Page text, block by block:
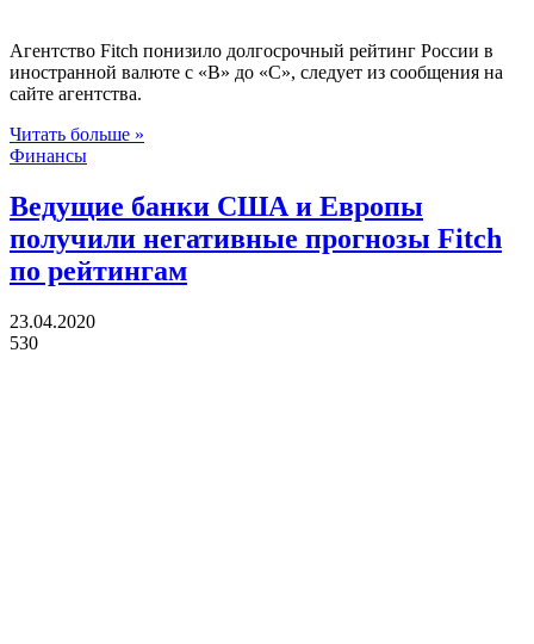
Агентство Fitch понизило долгосрочный рейтинг России в
иностранной валюте с «B» до «C», следует из сообщения на
сайте агентства.
Читать больше »
Финансы
Ведущие банки США и Европы
получили негативные прогнозы Fitch
по рейтингам
23.04.2020
530